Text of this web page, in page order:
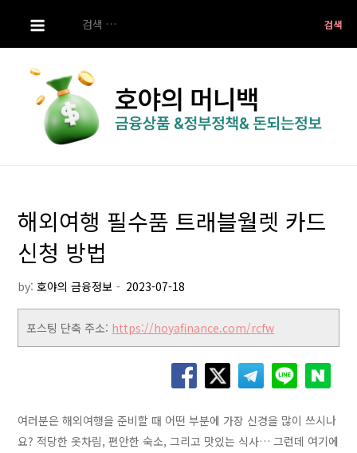
i
색:
해외여행 필수품 트래블월렛 카드
신청 방법
by:호야의 금융정보
포스팅 단축 주소: https://hoyafinance.com/rcfw
여러분은 해외여행을 준비할 때 어떤 부분에 가장 신경을 많이 쓰시나
요? 적당한 옷차림, 편안한 숙소, 그리고 맛있는 식사… 그런데 여기에